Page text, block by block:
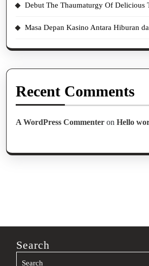
Debut The Thaumaturgy Of Delicious
Masa Depan Kasino Antara Hiburan
Recent Comments
A WordPress Commenter on Hello
Search